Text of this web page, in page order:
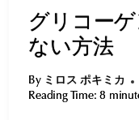
応:
筋
肉
の
酸
グリコー
ない方法
By ミロス ポキミカ
Reading Time: 8